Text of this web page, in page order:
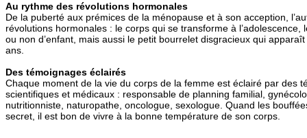
Au rythme des révolutions hormonales
De la puberté aux prémices de la ménopause et à son acception,
révolutions hormonales : le corps qui se transforme à l’adolescence,
ou non d’enfant, mais aussi le petit bourrelet disgracieux qui
ans.
Des témoignages éclairés
Chaque moment de la vie du corps de la femme est éclairé par des
scientifiques et médicaux : responsable de planning familial,
nutritionniste, naturopathe, oncologue, sexologue. Quand les
secret, il est bon de vivre à la bonne température de son corps.